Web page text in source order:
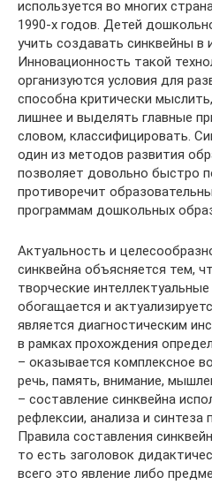
используется во многих
1990-х годов. Детей
учить создавать синквейны в
Инновационность такой
организуются условия для
способна критически
лишнее и выделять главные
словом, классифицировать.
один из методов развития
позволяет довольно быстро
противоречит
программам дошкольных
Актуальность и
синквейна объясняется тем,
творческие
обогащается и
является диагностическим
в рамках прохождения
– оказывается комплексное
речь, память, внимание,
– составление синквейна
рефлексии, анализа и синтеза
Правила составления
то есть заголовок
всего это явление либо